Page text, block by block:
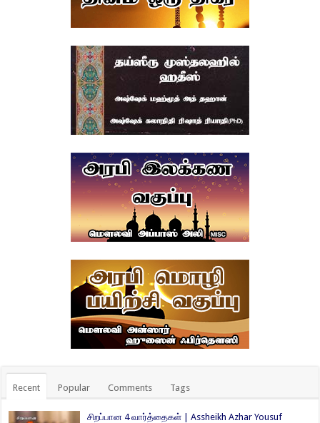
Recent Popular Comments Tags
சிறப்பான 4 வார்த்தைகள் | Assheikh Azhar Yousuf